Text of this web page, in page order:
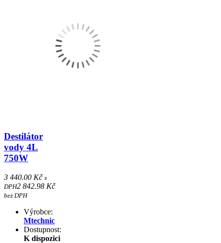
Destilátor
vody 4L
750W
3 440.00 Kč s
DPH2 842.98 Kč
bez DPH
Výrobce:
Mtechnic
Dostupnost:
K dispozici